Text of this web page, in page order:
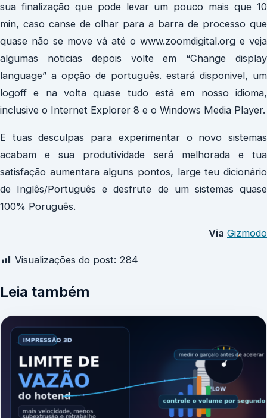
sua finalização que pode levar um pouco mais que 10
min, caso canse de olhar para a barra de processo que
quase não se move vá até o www.zoomdigital.org e veja
algumas noticias depois volte em “Change display
language” a opção de português. estará disponivel, um
logoff e na volta quase tudo está em nosso idioma,
inclusive o Internet Explorer 8 e o Windows Media Player.
E tuas desculpas para experimentar o novo sistemas
acabam e sua produtividade será melhorada e tua
satisfação aumentara alguns pontos, large teu dicionário
de Inglês/Português e desfrute de um sistemas quase
100% Poruguês.
Via Gizmodo
Visualizações do post: 284
Leia também